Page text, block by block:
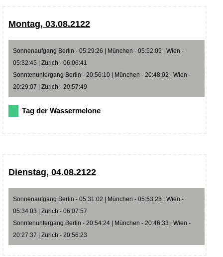
Montag, 03.08.2122
Sonnenaufgang Berlin - 05:29:26 | München - 05:52:09 | Wien -
05:32:45 | Zürich - 06:06:41
Sonntenuntergang Berlin - 20:56:10 | München - 20:48:02 | Wien -
20:29:07 | Zürich - 20:57:49
Tag der Wassermelone
Dienstag, 04.08.2122
Sonnenaufgang Berlin - 05:31:02 | München - 05:53:28 | Wien -
05:34:03 | Zürich - 06:07:57
Sonntenuntergang Berlin - 20:54:24 | München - 20:46:33 | Wien -
20:27:37 | Zürich - 20:56:23